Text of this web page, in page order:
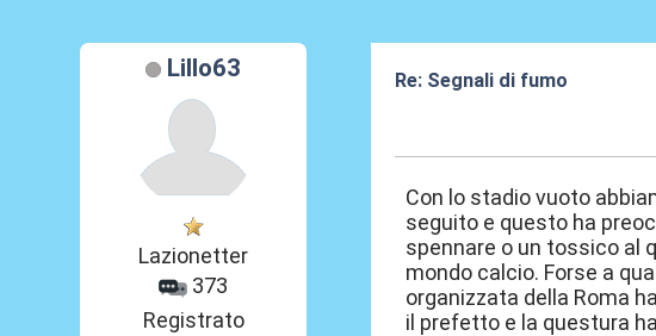
Lillo63
Lazionetter
373
Registrato
Re: Segnali di fumo
Con lo stadio vuoto
seguito e questo ha
spennare o un tossico al
mondo calcio. Forse a
organizzata della Roma
il prefetto e la questura